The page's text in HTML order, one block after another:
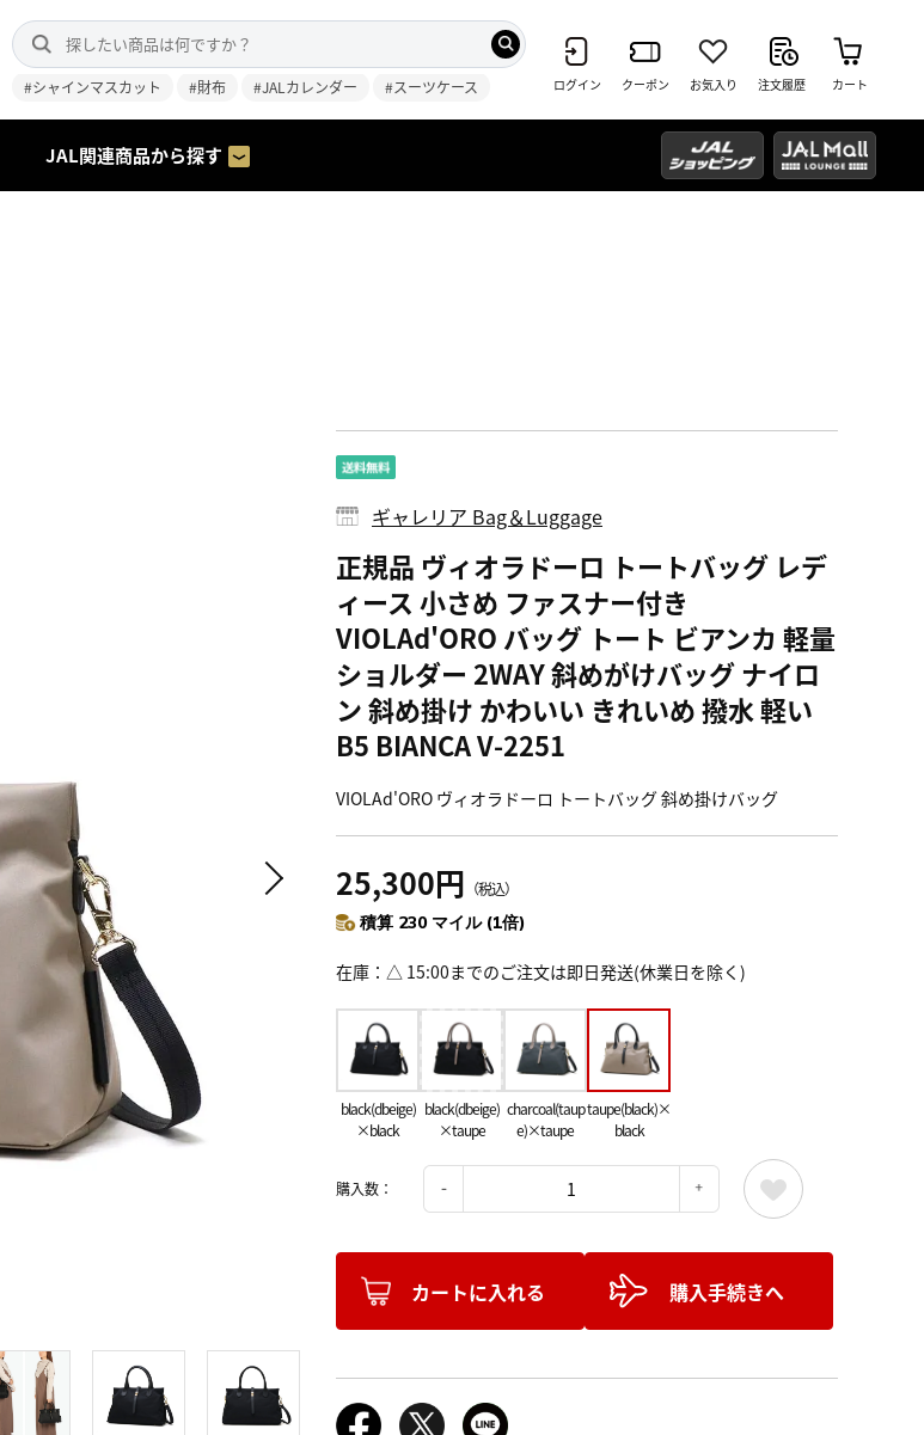
#シャインマスカット #財布 #JALカレンダー #スーツケース ログイン クーポン お気入り 注文履歴 カート
JAL関連商品から探す
ギャレリア Bag＆Luggage
正規品 ヴィオラドーロ トートバッグ レデ
ィース 小さめ ファスナー付き
VIOLAd'ORO バッグ トート ビアンカ 軽量
ショルダー 2WAY 斜めがけバッグ ナイロ
ン 斜め掛け かわいい きれいめ 撥水 軽い
B5 BIANCA V-2251
VIOLAd'ORO ヴィオラドーロ トートバッグ 斜め掛けバッグ
25,300円 （税込）
積算 230 マイル (1倍)
在庫 △ 15:00までのご注文は即日発送(休業日を除く)
black(dbeige)
×black
black(dbeige)
×taupe
charcoal(taup
e)×taupe
taupe(black)×
black
購入数：
カートに入れる 購入手続きへ